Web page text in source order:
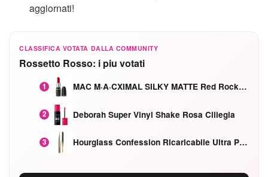
aggiornati!
CLASSIFICA VOTATA DALLA COMMUNITY
Rossetto Rosso: i piu votati
1 MAC M·A·CXIMAL SILKY MATTE Red Rock mat
2 Deborah Super Vinyl Shake Rosa Ciliegia
3 Hourglass Confession Ricaricabile Ultra Preciso Ad Alta Intensità Secretly Classic Red